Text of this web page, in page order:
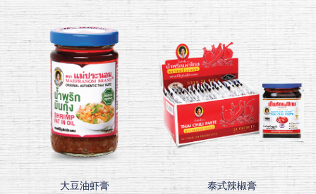
大豆油虾膏 泰式辣椒膏